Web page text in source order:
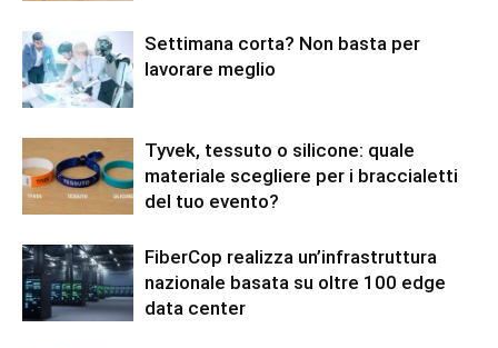
Settimana corta? Non basta per
lavorare meglio
Tyvek, tessuto o silicone: quale
materiale scegliere per i braccialetti
del tuo evento?
FiberCop realizza un’infrastruttura
nazionale basata su oltre 100 edge
data center